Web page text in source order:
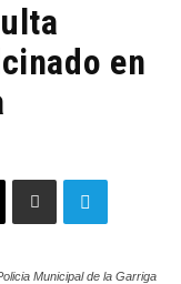
en
Municipal de la Garriga